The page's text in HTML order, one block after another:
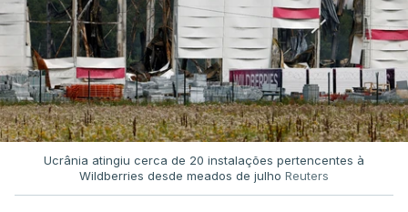
Ucrânia atingiu cerca de 20 instalações pertencentes à
Wildberries desde meados de julho Reuters